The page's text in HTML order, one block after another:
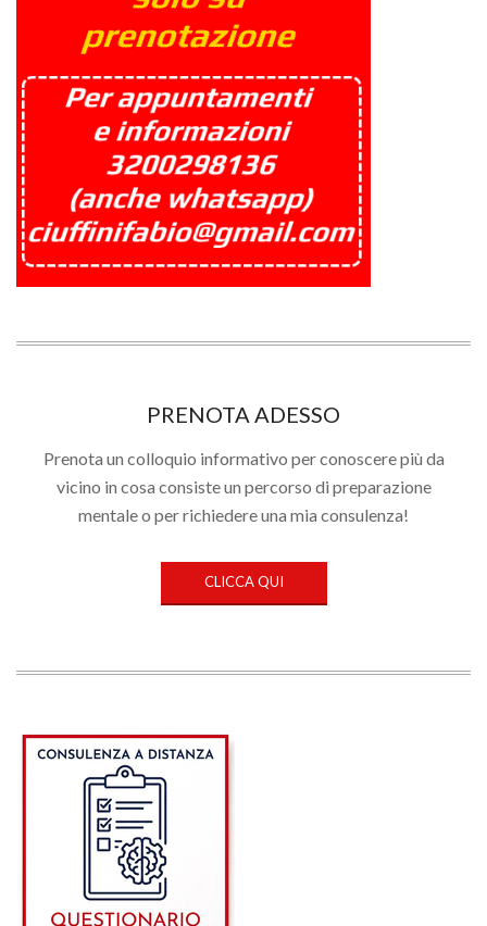
PRENOTA ADESSO
Prenota un colloquio informativo per conoscere più da
vicino in cosa consiste un percorso di preparazione
mentale o per richiedere una mia consulenza!
CLICCA QUI